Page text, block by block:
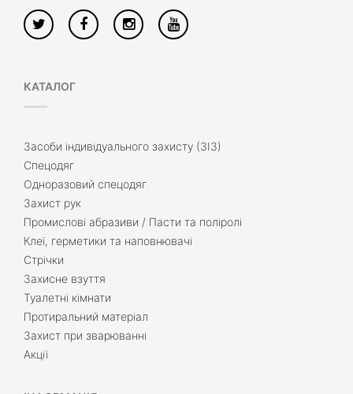
КАТАЛОГ
Засоби індивідуального захисту (ЗІЗ)
Спецодяг
Одноразовий спецодяг
Захист рук
Промислові абразиви / Пасти та поліролі
Клеї, герметики та наповнювачі
Стрічки
Захисне взуття
Туалетні кімнати
Протиральний матеріал
Захист при зварюванні
Акції